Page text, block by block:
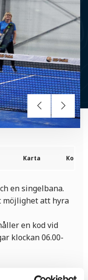
Karta
en singelbana.
möjlighet att hyra
en kod vid
klockan 06.00-